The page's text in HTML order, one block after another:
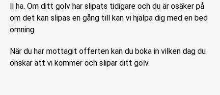
ll ha. Om ditt golv har slipats tidigare och du är osäker på
om det kan slipas en gång till kan vi hjälpa dig med en bed
ömning.
När du har mottagit offerten kan du boka in vilken dag du
önskar att vi kommer och slipar ditt golv.